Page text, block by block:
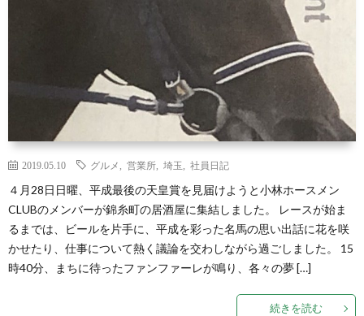
2019.05.10 グルメ 営業所 埼玉 社員日記
４月28日日曜、平成最後の天皇賞を見届けようと小林ホースメン
CLUBのメンバーが錦糸町の居酒屋に集結しました。 レースが始ま
るまでは、ビールを片手に、平成を彩った名馬の思い出話に花を咲
かせたり、仕事について熱く議論を交わしながら過ごしました。 15
時40分、まちに待ったファンファーレが鳴り、各々の夢 […]
続きを読む